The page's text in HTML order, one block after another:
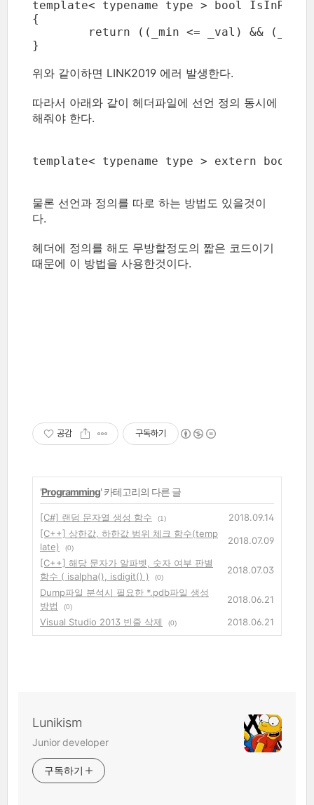
template< typename type > bool
{
}
위와 같이하면 LINK2019 에러 발생한다.
따라서 아래와 같이 헤더파일에 선언 정의 동시에
해줘야 한다.
template< typename type > extern bool
물론 선언과 정의를 따로 하는 방법도 있을것이
다.
헤더에 정의를 해도 무방할정도의 짧은 코드이기
때문에 이 방법을 사용한것이다.
공감 구독하기
'Programming' 카테고리의 다른 글
[C#] 랜덤 문자열 생성 함수 (1)
2018.09.14
[C++] 상한값, 하한값 범위 체크 함수(temp
late)
(0)
2018.07.09
[C++] 해당 문자가 알파벳, 숫자 여부 판별
함수 ( isalpha(), isdigit() )
(0)
2018.07.03
Dump파일 분석시 필요한 *.pdb파일 생성
방법
(0)
2018.06.21
Visual Studio 2013 빈줄 삭제
(0) 2018.06.21
Lunikism
Junior developer
구독하기